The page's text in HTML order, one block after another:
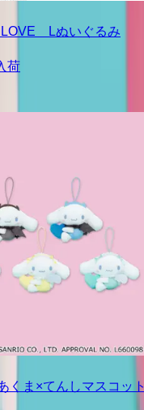
LOVE Lぬいぐるみ
荷
くま×てんしマスコット